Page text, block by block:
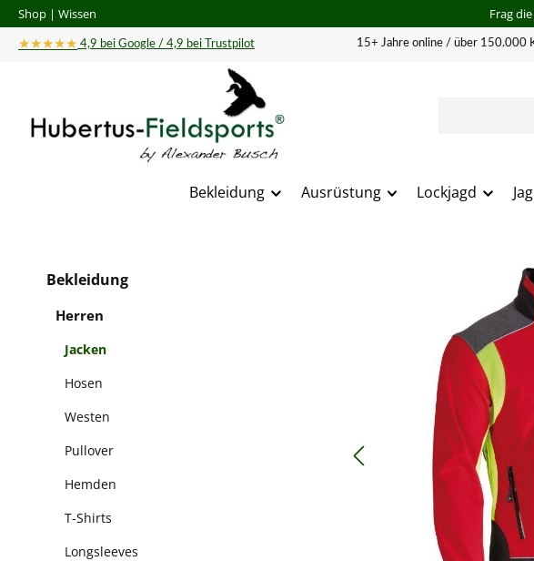
Hauptinhalt springen
Zur Suche springen
Zur Hauptnavigation springen
Shop | Wissen Frag
★★★★★ 4,9 bei Google / 4,9 bei Trustpilot 15+ Jahre online / über 150.000
Bekleidung Ausrüstung Lockjagd
Bekleidung
Herren
Jacken
Hosen
Westen
Pullover
Hemden
T-Shirts
Longsleeves